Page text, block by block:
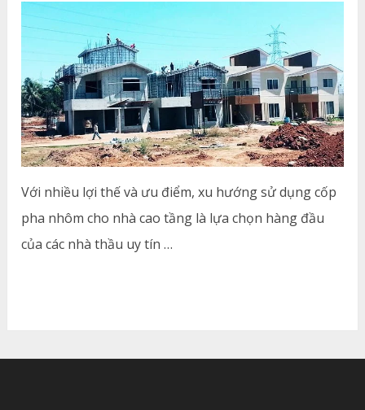
Với nhiều lợi thế và ưu điểm, xu hướng sử dụng cốp
pha nhôm cho nhà cao tầng là lựa chọn hàng đầu
của các nhà thầu uy tín …